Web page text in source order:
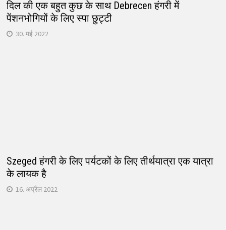
दिल की एक बहुत कुछ के साथ Debrecen हंगरी में
पेंशनभोगियों के लिए स्पा छुट्टी
30. मई 2022
Szeged हंगरी के लिए पर्यटकों के लिए तीर्थयात्रा एक यात्रा
के लायक है
16. अप्रैल 2022